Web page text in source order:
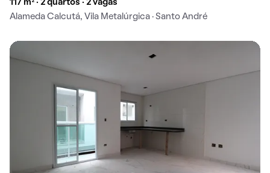
117 m² · 2 quartos · 2 vagas
Alameda Calcutá, Vila Metalúrgica · Santo André